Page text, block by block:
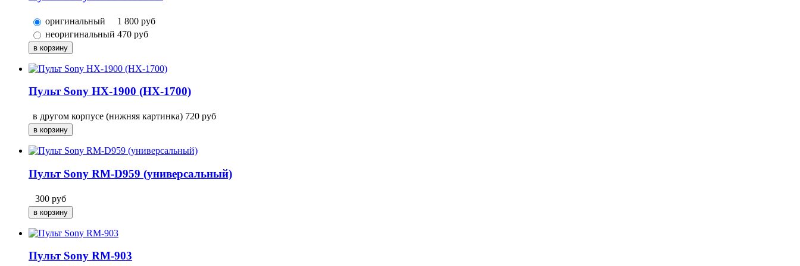
оригинальный 1 800 руб
неоригинальный 470 руб
Пульт Sony HX-1900 (HX-1700)
в другом корпусе (нижняя картинка) 720 руб
Пульт Sony RM-D959 (универсальный)
300 руб
Пульт Sony RM-903